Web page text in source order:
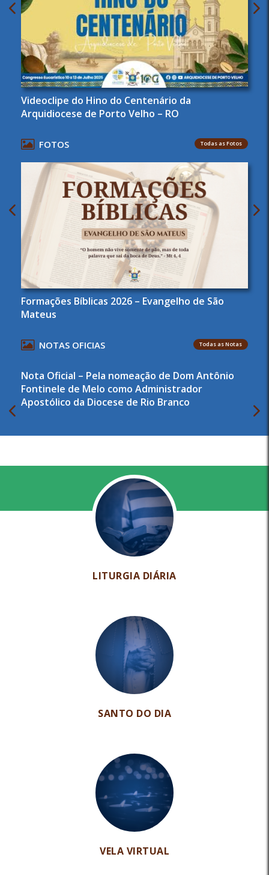
Videoclipe do Hino do Centenário da
Arquidiocese de Porto Velho – RO
FOTOS Todas as Fotos
Formações Bíblicas 2026 – Evangelho de São
Mateus
NOTAS OFICIAS Todas as Notas
Nota Oficial – Pela nomeação de Dom Antônio
Fontinele de Melo como Administrador
Apostólico da Diocese de Rio Branco
LITURGIA DIÁRIA
SANTO DO DIA
VELA VIRTUAL